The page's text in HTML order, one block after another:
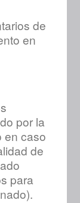
de
en
por la
en caso
de
para